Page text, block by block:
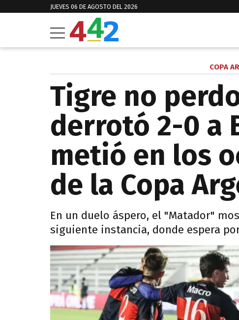
JUEVES 06 DE AGOSTO DEL 2026
COPA
Tigre no
derrotó 2-0 a
metió en los
de la Copa
En un duelo áspero, el "Matador"
siguiente instancia, donde espera